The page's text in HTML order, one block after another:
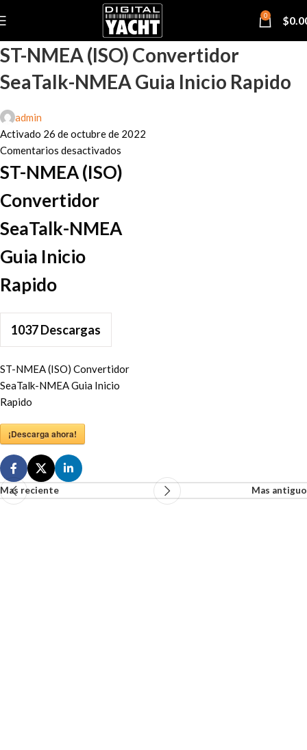
0 $
ST-NMEA (ISO) Convertidor
SeaTalk-NMEA Guia Inicio Rapido
admin
Activado 26 de octubre de 2022
Comentarios desactivados
ST-NMEA (ISO)
Convertidor
SeaTalk-NMEA
Guia Inicio
Rapido
1037Descargas
ST-NMEA (ISO) Convertidor
SeaTalk-NMEA Guia Inicio
Rapido
¡Descarga ahora!
Mas reciente Mas antiguo